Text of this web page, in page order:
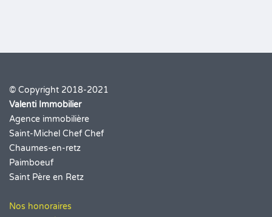
© Copyright 2018-2021
Valenti Immobilier
Agence immobilière
Saint-Michel Chef Chef
Chaumes-en-retz
Paimboeuf
Saint Père en Retz
Nos honoraires